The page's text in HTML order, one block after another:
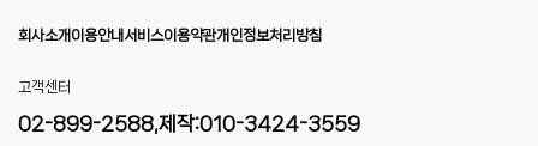
회사소개 이용안내서비스이용약관개인정보처리방침
고객센터
02-899-2588,제작:010-3424-3559